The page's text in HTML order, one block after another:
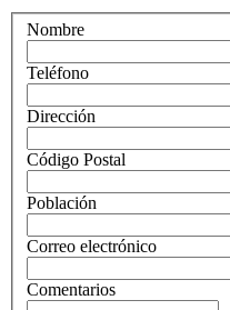
Nombre
Teléfono
Dirección
Código Postal
Población
Correo electrónico
Comentarios